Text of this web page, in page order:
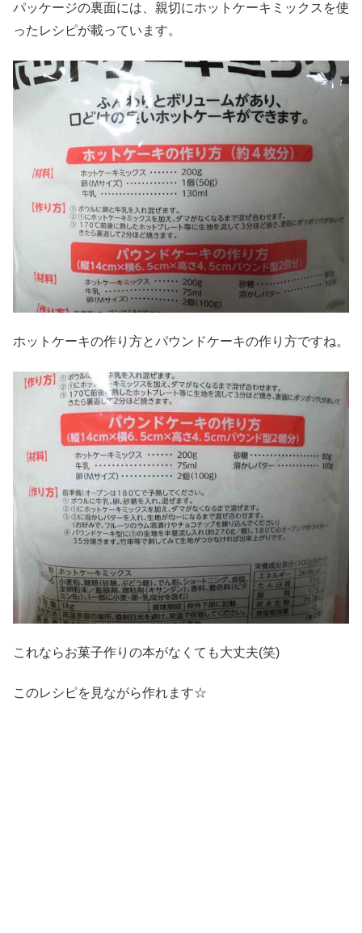
パッケージの裏面には、親切にホットケーキミックスを使
ったレシピが載っています。
ホットケーキの作り方とパウンドケーキの作り方ですね。
これならお菓子作りの本がなくても大丈夫(笑)
このレシピを見ながら作れます☆